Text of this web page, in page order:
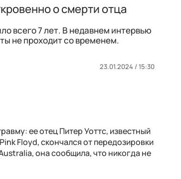
о смерти отца
всего 7 лет. В недавнем интервью
не проходит со временем.
23.01.2024 / 15:30
ее отец Питер Уоттс, известный
Floyd, скончался от передозировки
она сообщила, что никогда не